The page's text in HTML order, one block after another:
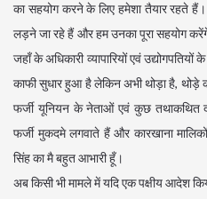
का सहयोग करने के लिए हमेशा तैयार रहते
लड़ने जा रहे हैं और हम उनका पूरा सहयोग
जहाँ के अधिकारी व्यापारियों एवं
काफी सुधार हुआ है लेकिन अभी थोड़ा है,
फर्जी यूनियन के नेताओं एवं कुछ तथाकथित
फर्जी मुकदमे लगवाते हैं और कारखाना
सिंह का मै बहुत आभारी हूँ।
अब किसी भी मामले में यदि एक पक्षीय आदेश